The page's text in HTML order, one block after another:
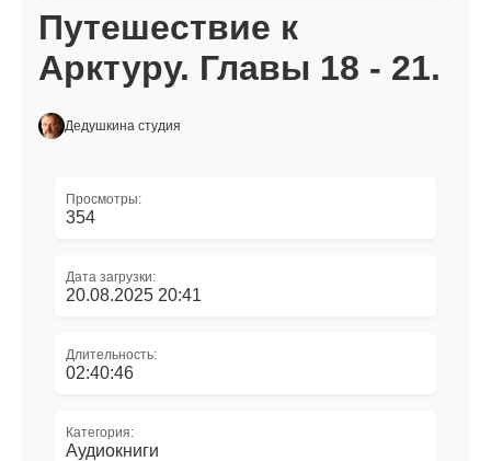
Путешествие к
Арктуру. Главы 18 - 21.
Дедушкина студия
Просмотры:
354
Дата загрузки:
20.08.2025 20:41
Длительность:
02:40:46
Категория:
Аудиокниги